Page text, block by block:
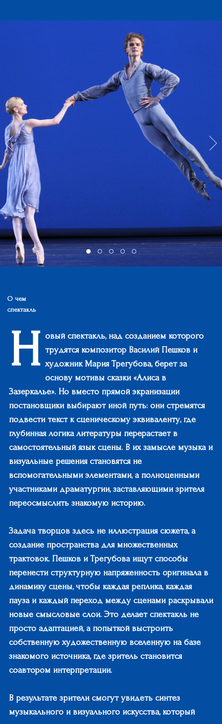
О чем
спектакль
Н овый спектакль, над созданием которого
трудятся композитор Василий Пешков и
художник Мария Трегубова, берет за
основу мотивы сказки «Алиса в
Зазеркалье». Но вместо прямой экранизации
постановщики выбирают иной путь: они стремятся
подвести текст к сценическому эквиваленту, где
глубинная логика литературы перерастает в
самостоятельный язык сцены. В их замысле музыка и
визуальные решения становятся не
вспомогательными элементами, а полноценными
участниками драматургии, заставляющими зрителя
переосмыслить знакомую историю.
Задача творцов здесь не иллюстрация сюжета, а
создание пространства для множественных
трактовок. Пешков и Трегубова ищут способы
перенести структурную напряженность оригинала в
динамику сцены, чтобы каждая реплика, каждая
пауза и каждый переход между сценами раскрывали
новые смысловые слои. Это делает спектакль не
просто адаптацией, а попыткой выстроить
собственную художественную вселенную на базе
знакомого источника, где зритель становится
соавтором интерпретации.
В результате зрители смогут увидеть синтез
музыкального и визуального искусства, который